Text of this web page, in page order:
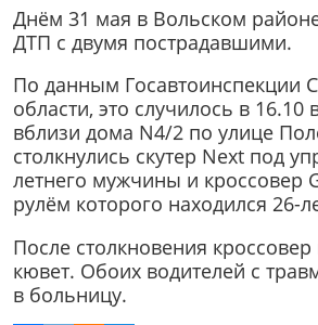
Днём 31 мая в Вольском
ДТП с двумя пострадавшими.
По данным Госавтоинспекции
области, это случилось в 16.10
вблизи дома N4/2 по улице
столкнулись скутер Next под
летнего мужчины и кроссовер
рулём которого находился 26-
После столкновения
кювет. Обоих водителей с
в больницу.